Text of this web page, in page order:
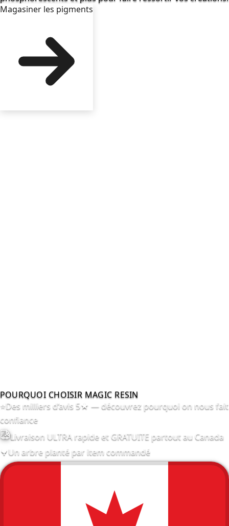
Magasiner les pigments
POURQUOI CHOISIR MAGIC RESIN
⭐Des milliers d’avis 5★ — découvrez pourquoi on nous fait
confiance
Livraison ULTRA rapide et GRATUITE partout au Canada
🌳Un arbre planté par item commandé